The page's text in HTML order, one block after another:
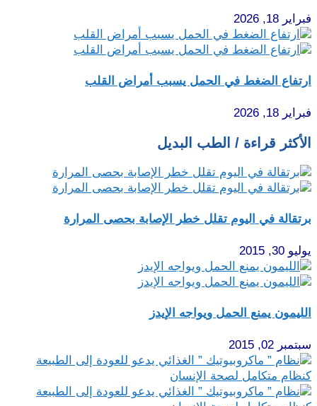
فبراير 18, 2026
ارتفاع الضغط في الحمل يسبب أمراض القلب
فبراير 18, 2026
الأكثر قراءة / الطب البديل
برتقالة في اليوم تقلل خطر الإصابة بحصى المرارة
يوليو 30, 2015
الليمون يمنع الحمل ويواجه الإيدز
سبتمبر 02, 2015